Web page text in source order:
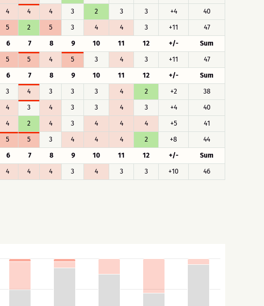
4 4 4 3 2 3 3 +4
40
5 2 5 3 4 4 3 +11
47
6 7 8 9 10 11 12 +/-
Sum
5 5 4 5 3 4 3 +11
47
6 7 8 9 10 11 12 +/-
Sum
3 4 3 3 3 4 2 +2
38
4 3 4 3 3 4 3 +4
40
4 2 4 3 4 4 4 +5
41
5 5 3 4 4 4 2 +8
44
6 7 8 9 10 11 12 +/-
Sum
4 4 4 3 4 3 3 +10 46